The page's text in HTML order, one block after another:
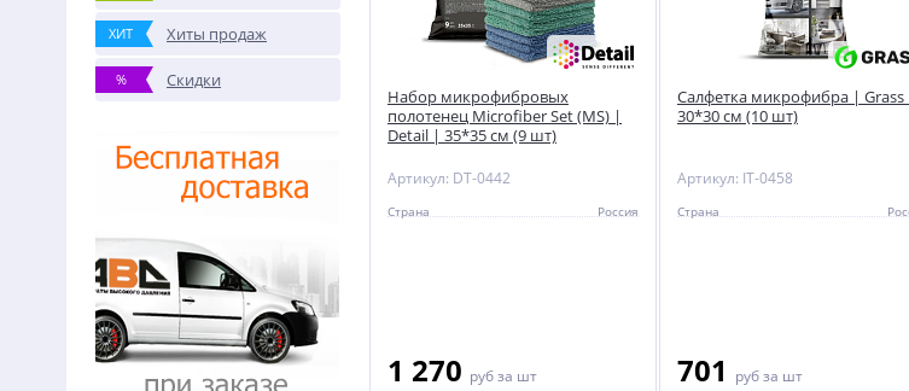
ХИТ Хиты продаж
% Скидки
Набор микрофибровых
полотенец Microfiber Set (MS) |
Detail | 35*35 см (9 шт)
Артикул: DT-0442
Страна Россия
1 270 рубза шт
Салфетка микрофибра | Grass
30*30 см (10 шт)
Артикул: IT-0458
Страна
701 рубза шт